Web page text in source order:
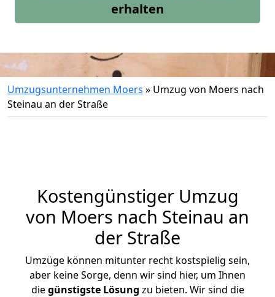
erhalten
Umzugsunternehmen Moers » Umzug von Moers nach
Steinau an der Straße
Kostengünstiger Umzug
von Moers nach Steinau an
der Straße
Umzüge können mitunter recht kostspielig sein,
aber keine Sorge, denn wir sind hier, um Ihnen
diegünstigste Lösung zu bieten. Wir sind die